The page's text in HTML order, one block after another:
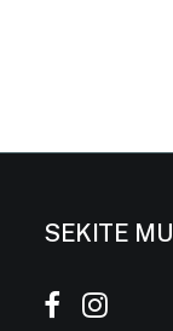
SEKITE